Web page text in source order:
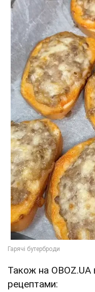
Також на
рецептами: